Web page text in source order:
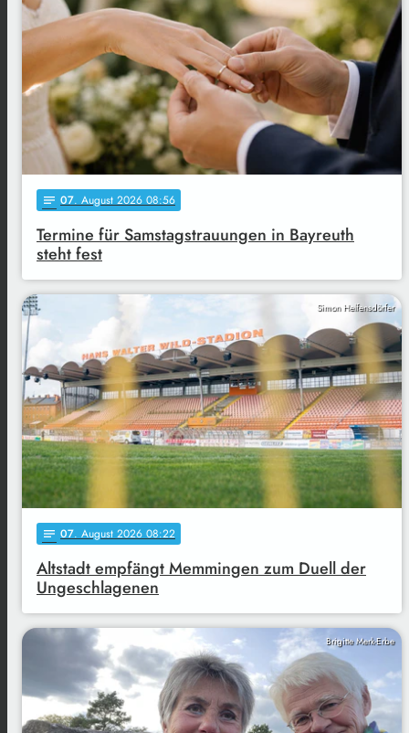
notes 07. August 2026 08:56
Termine für Samstagstrauungen in Bayreuth
steht fest
Simon Helfensdörfer
notes 07. August 2026 08:22
Altstadt empfängt Memmingen zum Duell der
Ungeschlagenen
Brigitte Merk-Erbe